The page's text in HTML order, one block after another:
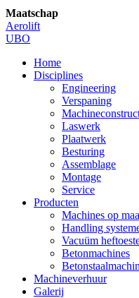
Maatschap
Aerolift
UBO
Home
Disciplines
Engineering
Verspaning
Laswerk
Plaatwerk
Besturing
Assemblage
Montage
Service
Producten
Machines op
Handling
Vacuüm
Betonmachines
Machineverhuur
Galerij